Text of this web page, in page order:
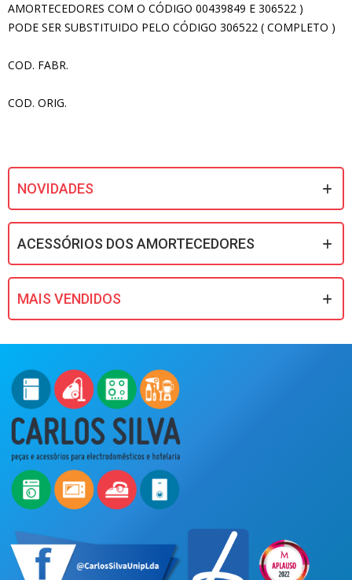
AMORTECEDORES COM O CÓDIGO 00439849 E 306522 )
PODE SER SUBSTITUIDO PELO CÓDIGO 306522 ( COMPLETO )
COD. FABR.
COD. ORIG.
NOVIDADES
ACESSÓRIOS DOS AMORTECEDORES
MAIS VENDIDOS